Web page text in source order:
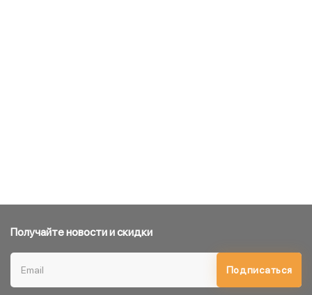
Получайте новости и скидки
Подписаться